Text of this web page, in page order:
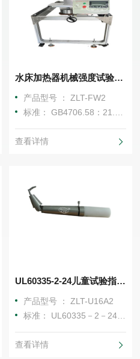
水床加热器机械强度试验机ZLT-FW2
产品型号 ： ZLT-FW2
标准： GB4706.58：21.101及图101、IEC60335-2-66：21.101及图101
查看详情
UL60335-2-24儿童试验指ZLT-U16A2
产品型号 ： ZLT-U16A2
标准： UL60335－2－24图101.DVA.1
查看详情